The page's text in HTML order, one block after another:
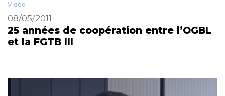
Vidéo
08/05/2011
25 années de coopération entre l’OGBL
et la FGTB III